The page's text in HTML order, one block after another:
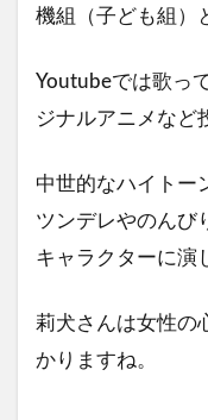
機組（子ども組）
Youtubeでは歌っ
ジナルアニメなど
中世的なハイトー
ツンデレやのんび
キャラクターに演
莉犬さんは女性の
かりますね。